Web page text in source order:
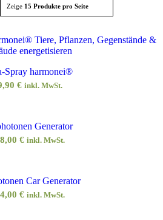
Zeige 15 Produkte pro Seite
Spray harmonei®
€ inkl. MwSt.
Generator
€ inkl. MwSt.
Car Generator
€ inkl. MwSt.